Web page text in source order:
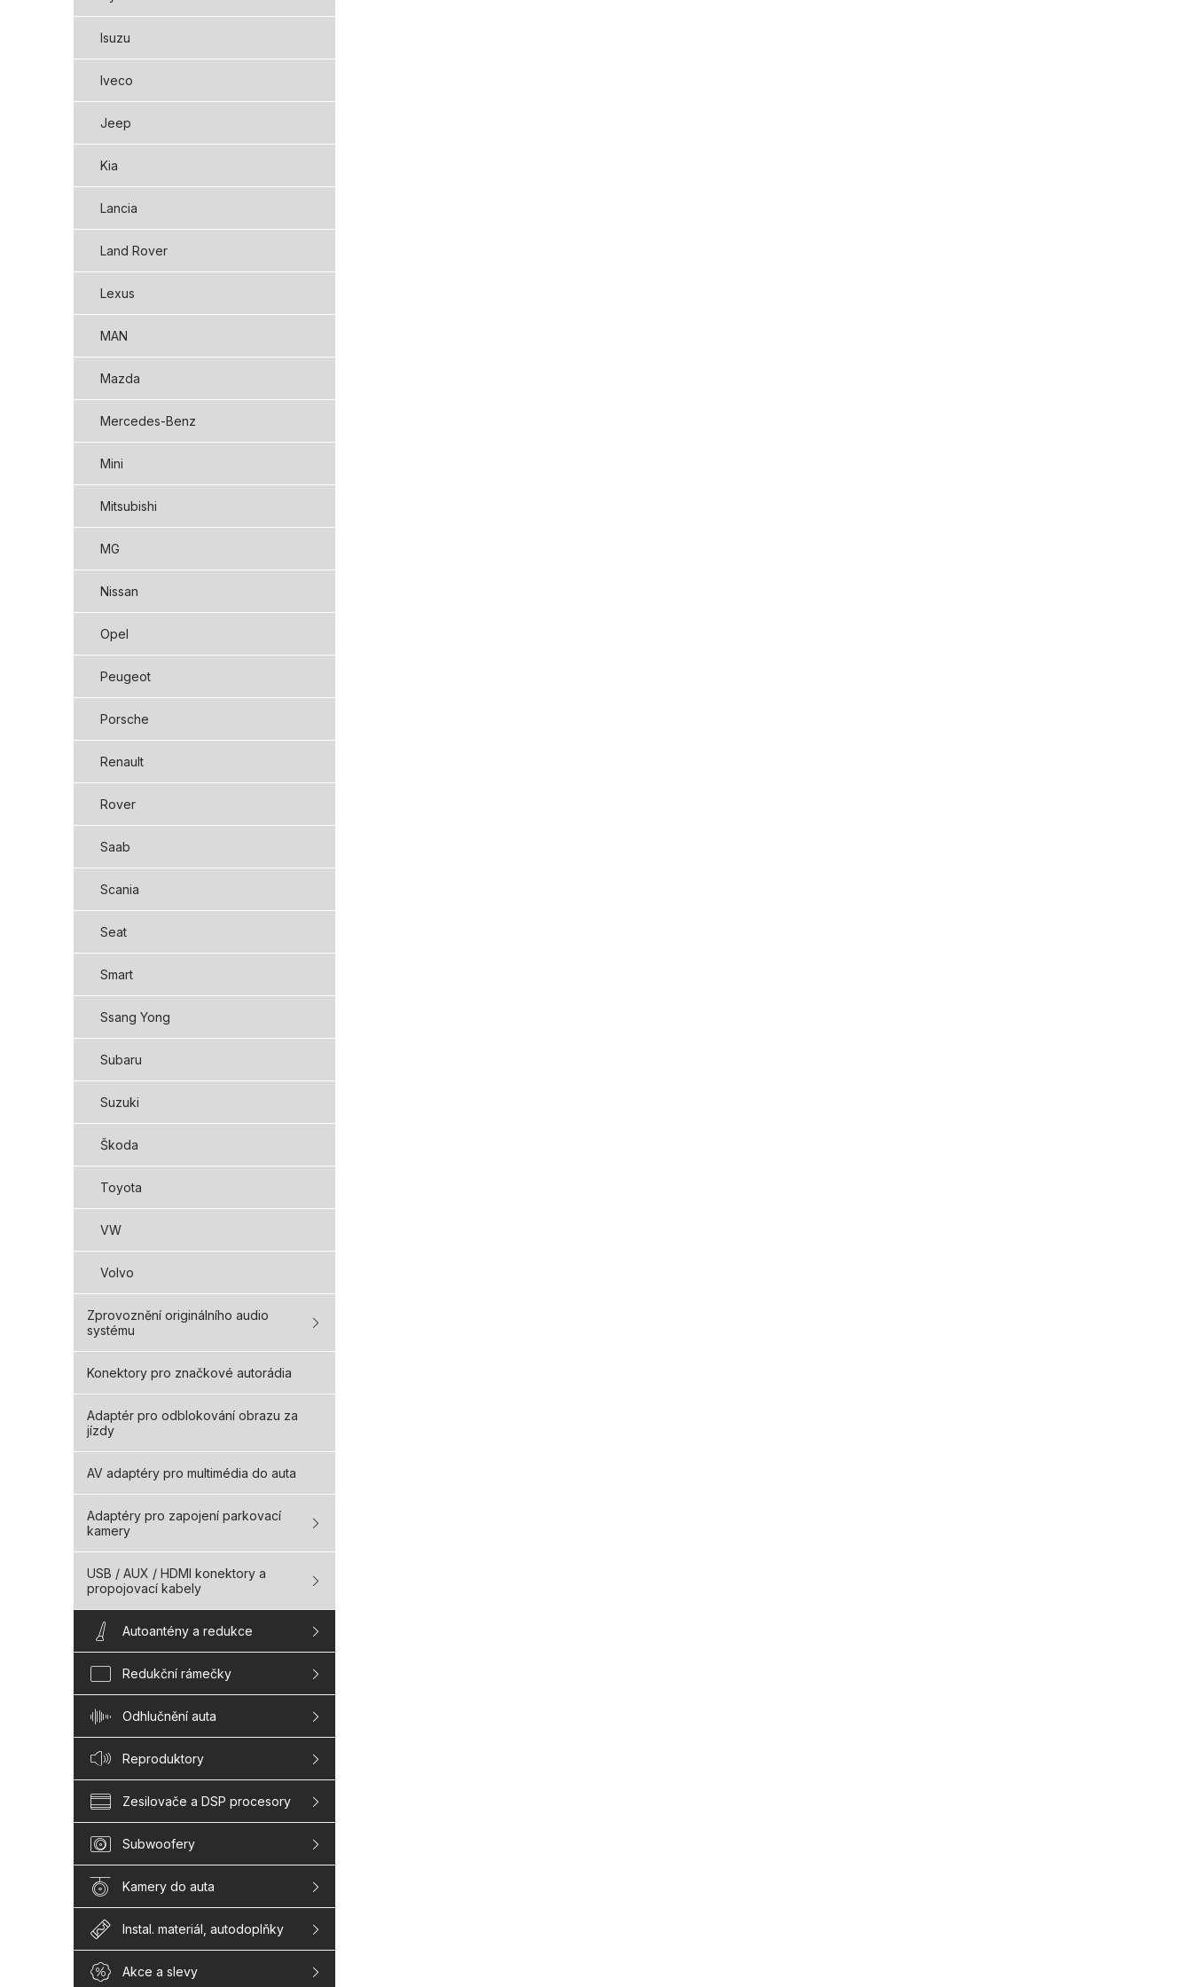
Isuzu
Iveco
Jeep
Kia
Lancia
Land Rover
Lexus
MAN
Mazda
Mercedes-Benz
Mini
Mitsubishi
MG
Nissan
Opel
Peugeot
Porsche
Renault
Rover
Saab
Scania
Seat
Smart
Ssang Yong
Subaru
Suzuki
Škoda
Toyota
VW
Volvo
Zprovoznění originálního audio
systému
Konektory pro značkové autorádia
Adaptér pro odblokování obrazu za
jízdy
AV adaptéry pro multimédia do auta
Adaptéry pro zapojení parkovací
kamery
USB / AUX / HDMI konektory a
propojovací kabely
Autoantény a redukce
Redukční rámečky
Odhlučnění auta
Reproduktory
Zesilovače a DSP procesory
Subwoofery
Kamery do auta
Instal. materiál, autodoplňky
Akce a slevy